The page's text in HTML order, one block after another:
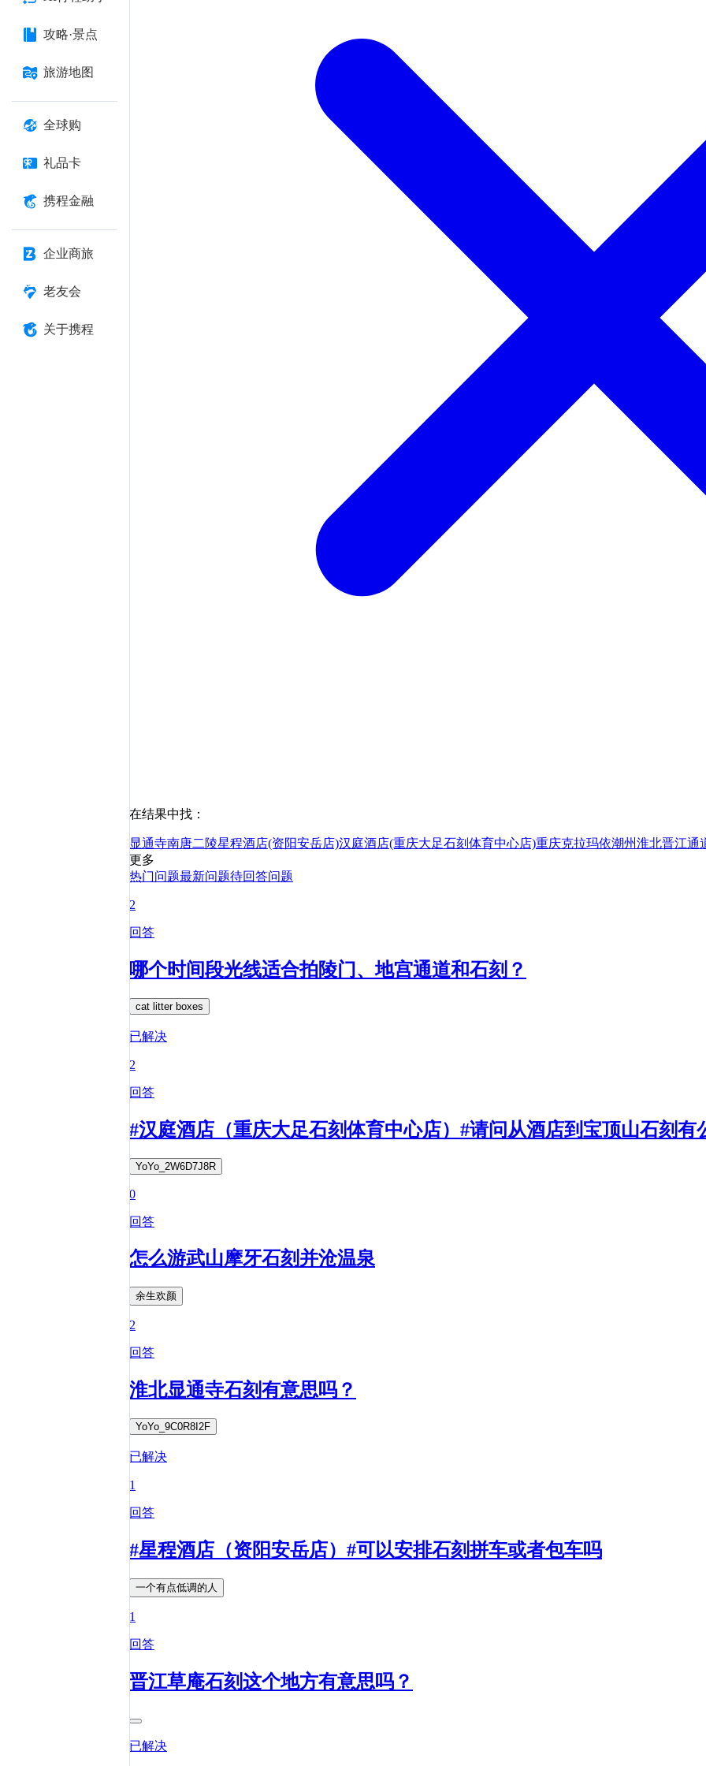
攻略·景点
旅游地图
全球购
礼品卡
携程金融
企业商旅
老友会
关于携程
在结果中找：
显通寺南唐二陵星程酒店(资阳安岳店)汉庭酒店(重庆大足石刻体育中心店)重庆克拉玛依潮州淮北晋江通
更多
热门问题最新问题待回答问题
2
回答
哪个时间段光线适合拍陵门、地宫通道和石刻？
cat litter boxes
已解决
2
回答
#汉庭酒店（重庆大足石刻体育中心店）#请问从酒店到宝顶山石刻有
YoYo_2W6D7J8R
0
回答
怎么游武山摩牙石刻并沧温泉
余生欢颜
2
回答
淮北显通寺石刻有意思吗？
YoYo_9C0R8I2F
已解决
1
回答
#星程酒店（资阳安岳店）#可以安排石刻拼车或者包车吗
一个有点低调的人
1
回答
晋江草庵石刻这个地方有意思吗？
已解决